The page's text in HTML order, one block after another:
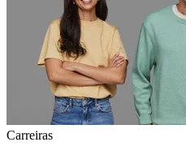
Carreiras